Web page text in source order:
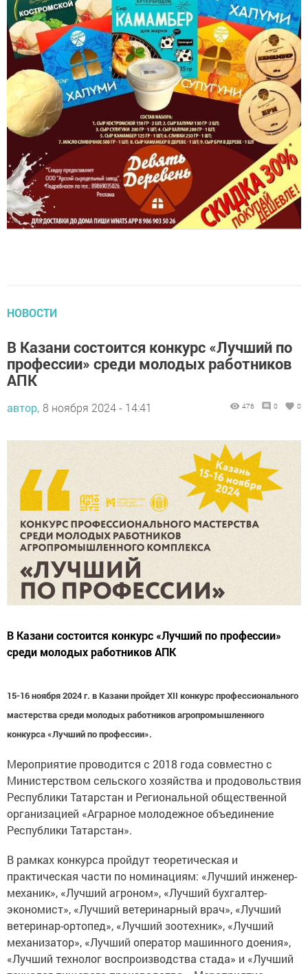
В Казани состоится конкурс «Лучший по
профессии» среди молодых работников
АПК
среди молодых работников АПК
Министерством сельского хозяйства и продовольствия
Республики Татарстан и Региональной общественной
организацией «Аграрное молодежное объединение
Республики Татарстан».
практическая части по номинациям: «Лучший инженер-
механик», «Лучший агроном», «Лучший бухгалтер-
экономист», «Лучший ветеринарный врач», «Лучший
ветеринар-ортопед», «Лучший зоотехник», «Лучший
механизатор», «Лучший оператор машинного доения»,
«Лучший технолог воспроизводства стада» и «Лучший
технолог пищевого производства». Мероприятие